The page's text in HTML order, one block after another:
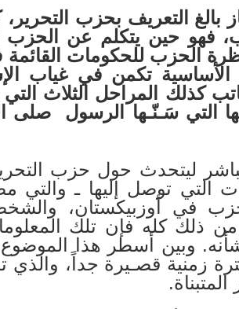
بالغ التعريف بحزب
فهو حين يتكلم عن الحزب
الحزب للحكومات القائمة
الأساسية تكمن في غياب
كذلك المراحل الثلاث
التي سَـنّـها الرسولصلى
حول حزب التحرير
التي توصل إليها ـ
الحزب في أوزبيكستان،
كله فإن تلك
وبين أسطر هذا
زمنية قصـيرة جداً،